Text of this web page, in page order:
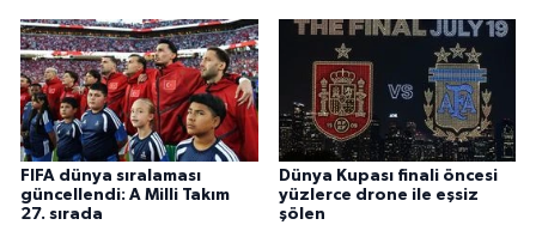
FIFA dünya sıralaması
güncellendi: A Milli Takım
27. sırada
Dünya Kupası finali öncesi
yüzlerce drone ile eşsiz
şölen